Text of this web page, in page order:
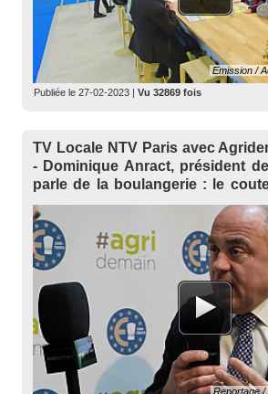
Emission /
Publiée le 27-02-2023 | Vu 32869 fois
TV Locale NTV Paris avec
- Dominique Anract, président
parle de la boulangerie : le
de l'alimentation
Reportage